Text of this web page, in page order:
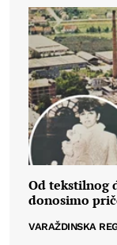
Od tekstilnog
donosimo
VARAŽDINSKA